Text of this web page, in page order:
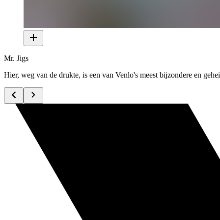
Mr. Jigs
Hier, weg van de drukte, is een van Venlo's meest bijzondere en